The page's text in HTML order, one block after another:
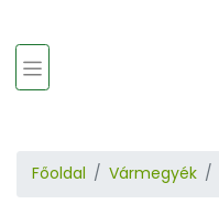
Főoldal Vármegyék